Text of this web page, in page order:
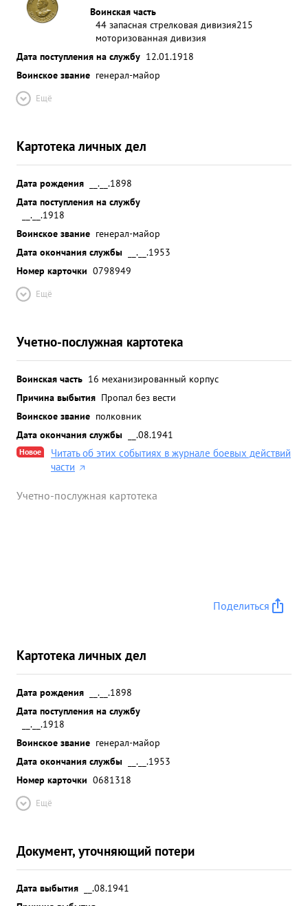
Воинская часть
44 запасная стрелковая дивизия215
моторизованная дивизия
Дата поступления на службу 12.01.1918
Воинское звание генерал-майор
Ещё
Картотека личных дел
Дата рождения
__.__.1898
Дата поступления на службу
__.__.1918
Воинское звание генерал-майор
Дата окончания службы
__.__.1953
Номер карточки 0798949
Ещё
Учетно-послужная картотека
Воинская часть 16 механизированный корпус
Причина выбытия Пропал без вести
Воинское звание полковник
Дата окончания службы
__.08.1941
Новое
Читать об этих событиях в журнале боевых действий
части
Учетно-послужная картотека
Поделиться
Картотека личных дел
Дата рождения
__.__.1898
Дата поступления на службу
__.__.1918
Воинское звание генерал-майор
Дата окончания службы
__.__.1953
Номер карточки 0681318
Ещё
Документ, уточняющий потери
Дата выбытия
__.08.1941